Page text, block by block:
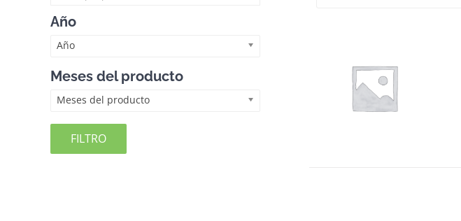
Año
Año
Meses del producto
Meses del producto
FILTRO